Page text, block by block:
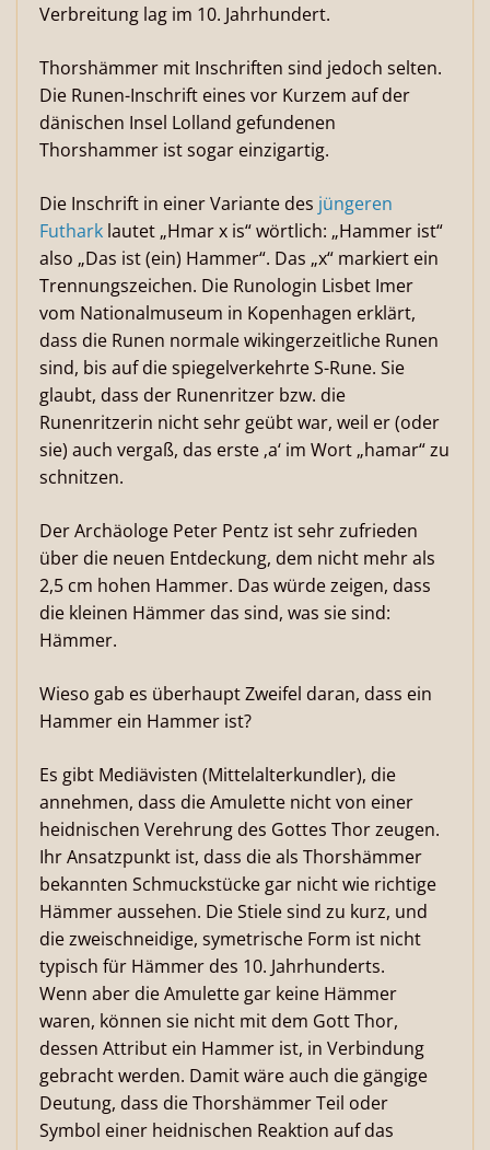
Verbreitung lag im 10. Jahrhundert.
Thorshämmer mit Inschriften sind jedoch selten.
Die Runen-Inschrift eines vor Kurzem auf der
dänischen Insel Lolland gefundenen
Thorshammer ist sogar einzigartig.
Die Inschrift in einer Variante des jüngeren
Futhark lautet „Hmar x is“ wörtlich: „Hammer ist“
also „Das ist (ein) Hammer“. Das „x“ markiert ein
Trennungszeichen. Die Runologin Lisbet Imer
vom Nationalmuseum in Kopenhagen erklärt,
dass die Runen normale wikingerzeitliche Runen
sind, bis auf die spiegelverkehrte S-Rune. Sie
glaubt, dass der Runenritzer bzw. die
Runenritzerin nicht sehr geübt war, weil er (oder
sie) auch vergaß, das erste ‚a‘ im Wort „hamar“ zu
schnitzen.
Der Archäologe Peter Pentz ist sehr zufrieden
über die neuen Entdeckung, dem nicht mehr als
2,5 cm hohen Hammer. Das würde zeigen, dass
die kleinen Hämmer das sind, was sie sind:
Hämmer.
Wieso gab es überhaupt Zweifel daran, dass ein
Hammer ein Hammer ist?
Es gibt Mediävisten (Mittelalterkundler), die
annehmen, dass die Amulette nicht von einer
heidnischen Verehrung des Gottes Thor zeugen.
Ihr Ansatzpunkt ist, dass die als Thorshämmer
bekannten Schmuckstücke gar nicht wie richtige
Hämmer aussehen. Die Stiele sind zu kurz, und
die zweischneidige, symetrische Form ist nicht
typisch für Hämmer des 10. Jahrhunderts.
Wenn aber die Amulette gar keine Hämmer
waren, können sie nicht mit dem Gott Thor,
dessen Attribut ein Hammer ist, in Verbindung
gebracht werden. Damit wäre auch die gängige
Deutung, dass die Thorshämmer Teil oder
Symbol einer heidnischen Reaktion auf das